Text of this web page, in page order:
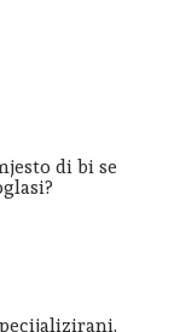
di bi se